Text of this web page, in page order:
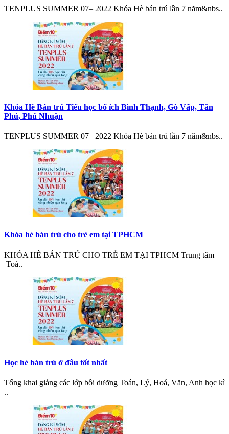
TENPLUS SUMMER 07– 2022 Khóa Hè bán trú lần 7 năm&nbs..
Khóa Hè Bán trú Tiểu học bổ ích Bình Thạnh, Gò Vấp, Tân
Phú, Phú Nhuận
TENPLUS SUMMER 07– 2022 Khóa Hè bán trú lần 7 năm&nbs..
Khóa hè bán trú cho trẻ em tại TPHCM
KHÓA HÈ BÁN TRÚ CHO TRẺ EM TẠI TPHCM Trung tâm
Toá..
Học hè bán trú ở đâu tốt nhất
Tổng khai giảng các lớp bồi dưỡng Toán, Lý, Hoá, Văn, Anh học kì
..